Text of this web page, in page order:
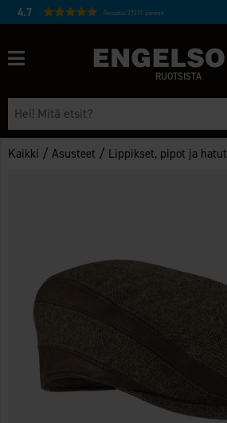
4.7 Perustuu 27231 ääneen
RUOTSISTA
Kaikki /Asusteet / Lippikset, pipot ja hatut